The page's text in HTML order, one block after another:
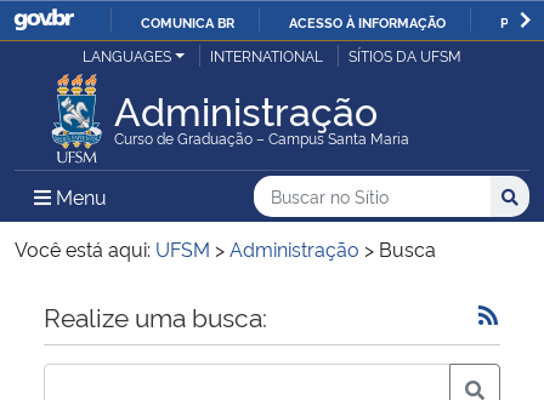
IR
O
COMUNICA BR ACESSO À INFORMAÇÃO
Ministério da Justiça e Segurança Pública
Ministério da Defesa
Ministério das Relações Exteriores
Ministério da Economia
Ministério da Infraestrutura
LANGUAGES INTERNATIONAL SÍTIOS DA UFSM
Administração
Curso de Graduação – Campus Santa Maria
Menu Menu Principal do Sítio
Busca
Buscar no no Sítio
Busca:
Você está aqui: UFSM >Administração > Busca
Início do conteúdo
Realize uma busca: